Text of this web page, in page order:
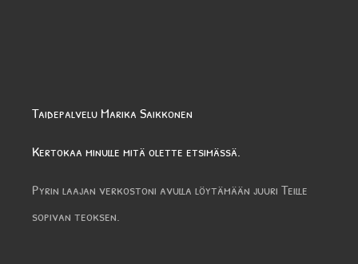
Taidepalvelu Marika Saikkonen
Kertokaa minulle mitä olette etsimässä.
Pyrin laajan verkostoni avulla löytämään juuri Teille
sopivan teoksen.